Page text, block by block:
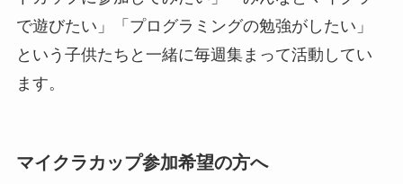
で遊びたい」「プログラミングの勉強がしたい」
という子供たちと一緒に毎週集まって活動してい
ます。
マイクラカップ参加希望の方へ